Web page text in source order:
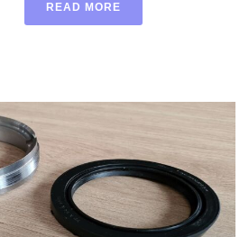
READ MORE